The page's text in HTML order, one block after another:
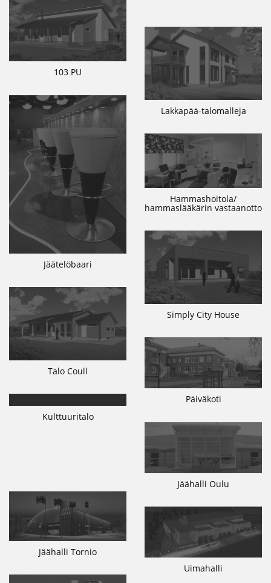
103 PU
Lakkapää-talomalleja
Jäätelöbaari
Hammashoitola/
hammaslääkärin vastaanotto
Simply City House
Talo Coull
Päiväkoti
Kulttuuritalo
Jäähalli Oulu
Jäähalli Tornio
Uimahalli